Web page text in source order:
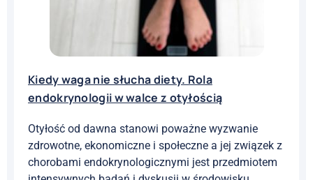
Kiedy waga nie słucha diety. Rola
endokrynologii w walce z otyłością
Otyłość od dawna stanowi poważne wyzwanie
zdrowotne, ekonomiczne i społeczne a jej związek z
chorobami endokrynologicznymi jest przedmiotem